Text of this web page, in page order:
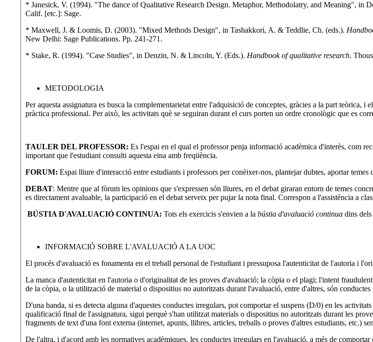
* Janesick, V. (1994). "The dance of Qualitative Research Design. Metaphor, Methodolatry, and Meaning", in
Calif. [etc.]: Sage.
* Maxwell, J. & Loomis, D. (2003). "Mixed Methods Design", in Tashakkori, A. & Teddlie, Ch. (eds.).
New Delhi: Sage Publications. Pp. 241-271.
* Stake, R. (1994). "Case Studies", in Denzin, N. & Lincoln, Y. (Eds.). Handbook of qualitative research.
METODOLOGIA
Per aquesta assignatura es busca la complementarietat entre l'adquisició de conceptes, gràcies a la part teòrica,
pràctica professional. Per això, les activitats què se seguiran durant el curs porten un ordre cronològic que es
TAULER DEL PROFESSOR: Es l'espai en el qual el professor penja informació acadèmica d'interès, com
important que l'estudiant consulti aquesta eina amb freqüència.
FORUM: Espai lliure d'interacció entre estudiants i professors per conèixer-nos, plantejar dubtes, aportar
DEBAT: Mentre que al fòrum les opinions que s'expressen són lliures, en el debat giraran entorn de temes
es directament avaluable, la participació en el debat serveix per pujar la nota final. Correspon a l'assistència a
BÚSTIA D'AVALUACIÓ CONTINUA: Tots els exercicis s'envien a la bústia d'avaluació continuadins dels
INFORMACIÓ SOBRE L'AVALUACIÓ A LA UOC
El procés d'avaluació es fonamenta en el treball personal de l'estudiant i pressuposa l'autenticitat de l'autoria i
La manca d'autenticitat en l'autoria o d'originalitat de les proves d'avaluació; la còpia o el plagi; l'intent
de la còpia, o la utilització de material o dispositius no autoritzats durant l'avaluació, entre d'altres, són
D'una banda, si es detecta alguna d'aquestes conductes irregulars, pot comportar el suspens (D/0) en les
qualificació final de l'assignatura, sigui perquè s'han utilitzat materials o dispositius no autoritzats durant les
fragments de text d'una font externa (internet, apunts, llibres, articles, treballs o proves d'altres estudiants, etc.)
De l'altra, i d'acord amb les normatives acadèmiques, les conductes irregulars en l'avaluació, a més de